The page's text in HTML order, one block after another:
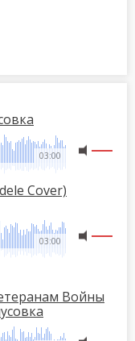
03:00
Cover)
03:00
Войны